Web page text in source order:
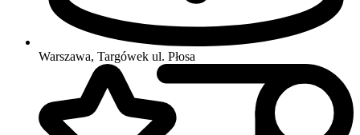
Warszawa, Targówek ul. Płosa